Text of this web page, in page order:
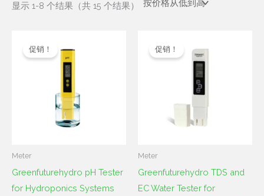
显示 1-8 个结果（共 15 个结果）
促销！
Meter
Greenfuturehydro pH Tester
for Hydroponics Systems
价
为：
价
为：
$2.10。
促销！
Meter
Greenfuturehydro TDS and
EC Water Tester for
价
为：
价
$2.10。